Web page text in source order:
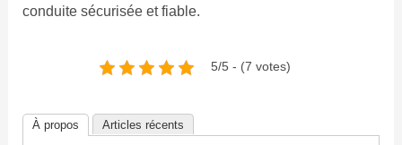
conduite sécurisée et fiable.
5/5 - (7 votes)
À propos Articles récents